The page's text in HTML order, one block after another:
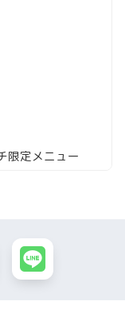
限定メニュー